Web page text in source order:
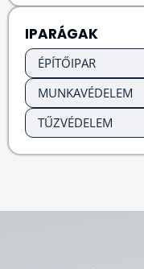
IPARÁGAK
ÉPÍTŐIPAR
MUNKAVÉDELEM
TŰZVÉDELEM